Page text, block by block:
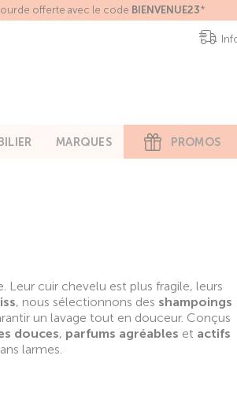
offerte avec le code BIENVENUE23*
MARQUES PROMOS
Leur cuir chevelu est plus fragile, leurs
, nous sélectionnons des shampoings
un lavage tout en douceur. Conçus
douces, parfums agréables et actifs
larmes.